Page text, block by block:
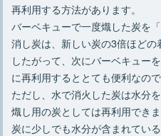
再利用する方法があります。
バーベキューで一度熾した炭を
消し炭は、新しい炭の3倍ほどの
したがって、次にバーベキュー
に再利用するととても便利なので
ただし、水で消火した炭は水分
熾し用の炭としては再利用できま
炭に少しでも水分が含まれてい